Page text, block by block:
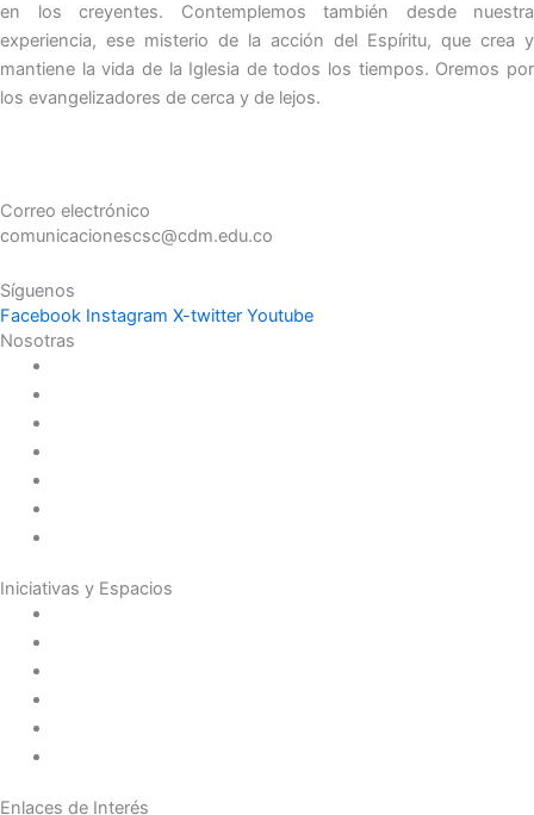
en los creyentes. Contemplemos también desde nuestra
experiencia, ese misterio de la acción del Espíritu, que crea y
mantiene la vida de la Iglesia de todos los tiempos. Oremos por
los evangelizadores de cerca y de lejos.
Correo electrónico
comunicacionescsc@cdm.edu.co
Síguenos
Facebook Instagram X-twitter Youtube
Nosotras
Iniciativas y Espacios
Enlaces de Interés